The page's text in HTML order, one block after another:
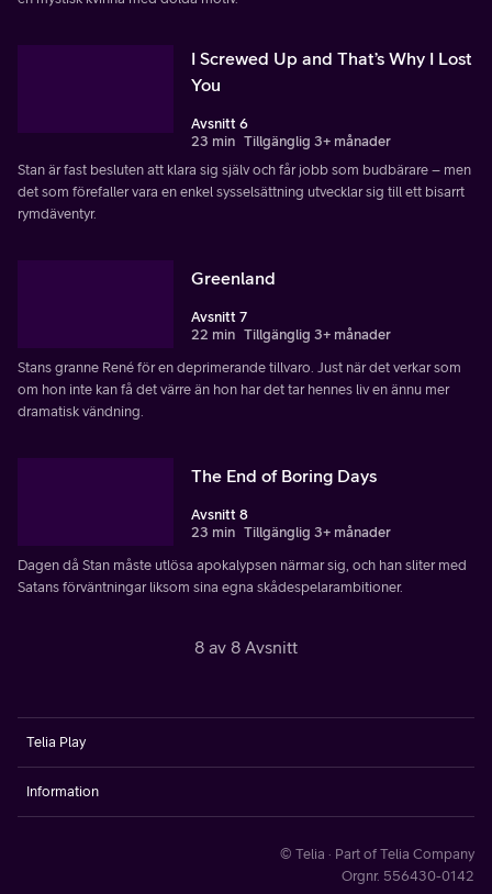
I Screwed Up and That’s Why I Lost
You
Avsnitt 6
23 min Tillgänglig 3+ månader
Stan är fast besluten att klara sig själv och får jobb som budbärare – men
det som förefaller vara en enkel sysselsättning utvecklar sig till ett bisarrt
rymdäventyr.
Greenland
Avsnitt 7
22 min Tillgänglig 3+ månader
Stans granne René för en deprimerande tillvaro. Just när det verkar som
om hon inte kan få det värre än hon har det tar hennes liv en ännu mer
dramatisk vändning.
The End of Boring Days
Avsnitt 8
23 min Tillgänglig 3+ månader
Dagen då Stan måste utlösa apokalypsen närmar sig, och han sliter med
Satans förväntningar liksom sina egna skådespelarambitioner.
8 av 8 Avsnitt
Telia Play
Information
© Telia · Part of Telia Company
Orgnr. 556430-0142